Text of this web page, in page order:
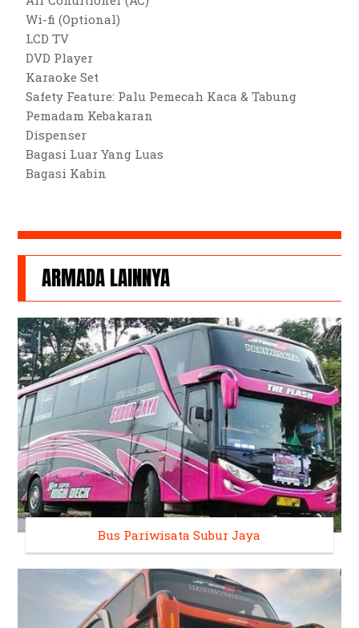
Wi-fi (Optional)
LCD TV
DVD Player
Karaoke Set
Safety Feature: Palu Pemecah Kaca & Tabung
Pemadam Kebakaran
Dispenser
Bagasi Luar Yang Luas
Bagasi Kabin
ARMADA LAINNYA
Bus Pariwisata Subur Jaya